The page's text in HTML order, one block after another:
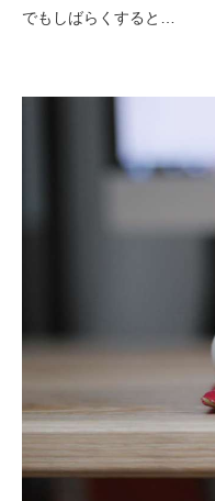
でもしばらくすると…